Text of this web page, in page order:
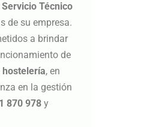
Servicio Técnico
de su empresa.
a brindar
de
hostelería, en
en la gestión
870 978 y